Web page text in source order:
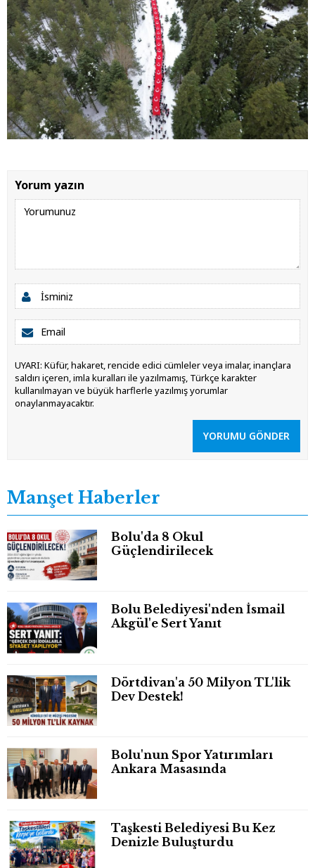
Yorum yazın
UYARI: Küfür, hakaret, rencide edici cümleler veya imalar, inançlara
saldırı içeren, imla kuralları ile yazılmamış, Türkçe karakter
kullanılmayan ve büyük harflerle yazılmış yorumlar
onaylanmayacaktır.
YORUMU GÖNDER
Manşet Haberler
Bolu'da 8 Okul
Güçlendirilecek
Bolu Belediyesi'nden İsmail
Akgül'e Sert Yanıt
Dörtdivan'a 50 Milyon TL'lik
Dev Destek!
Bolu'nun Spor Yatırımları
Ankara Masasında
Taşkesti Belediyesi Bu Kez
Denizle Buluşturdu